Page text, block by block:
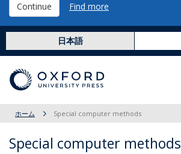
Continue Find more
日本語
ホーム Special computer methods
Special computer methods